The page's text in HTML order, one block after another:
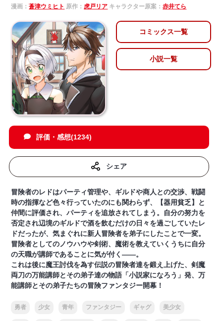
漫画：蒼津ウミヒト 原作： 虎戸リア キャラクター原案：赤井てら
コミックス一覧
小説一覧
評価・感想(1234)
シェア
冒険者のレドはパーティ管理や、ギルドや商人との交渉、戦闘
時の指揮など色々行っていたのにも関わらず、【器用貧乏】と
仲間に評価され、パーティを追放されてしまう。自分の努力を
否定され辺境のギルドで酒を飲むだけの日々を過ごしていたレ
ドだったが、気まぐれに新人冒険者を弟子にしたことで一変。
冒険者としてのノウハウや剣術、魔術を教えていくうちに自分
の天職が講師であることに気が付く——。
これは後に魔王討伐を為す伝説の冒険者達を鍛え上げた、剣魔
両刀の万能講師とその弟子達の物語「小説家になろう」発、万
能講師とその弟子たちの冒険ファンタジー開幕！
勇者 少女 青年 ファンタジー ギャグ 美少女